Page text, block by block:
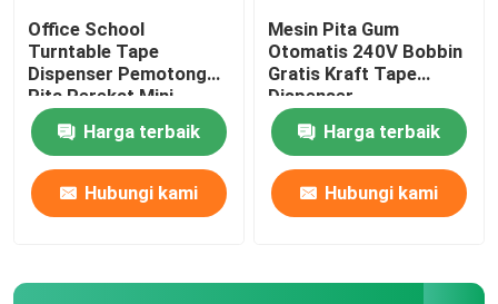
Office School
Turntable Tape
Dispenser Pemotong
Pita Perekat Mini
Harga terbaik
Hubungi kami
Mesin Pita Gum
Otomatis 240V Bobbin
Gratis Kraft Tape
Dispenser
Harga terbaik
Hubungi kami